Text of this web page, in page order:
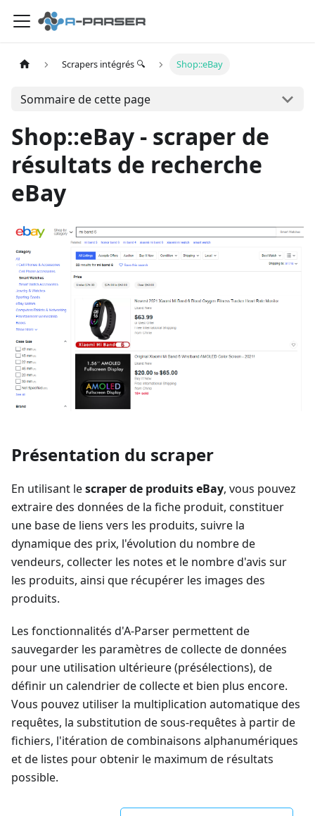
Scrapers intégrés 🔍 Shop::eBay
Sommaire de cette page
Shop::eBay - scraper de
résultats de recherche
eBay
Présentation du scraper
En utilisant lescraper de produits eBay, vous pouvez
extraire des données de la fiche produit, constituer
une base de liens vers les produits, suivre la
dynamique des prix, l'évolution du nombre de
vendeurs, collecter les notes et le nombre d'avis sur
les produits, ainsi que récupérer les images des
produits.
Les fonctionnalités d'A-Parser permettent de
sauvegarder les paramètres de collecte de données
pour une utilisation ultérieure (présélections), de
définir un calendrier de collecte et bien plus encore.
Vous pouvez utiliser la multiplication automatique des
requêtes, la substitution de sous-requêtes à partir de
fichiers, l'itération de combinaisons alphanumériques
et de listes pour obtenir le maximum de résultats
possible.